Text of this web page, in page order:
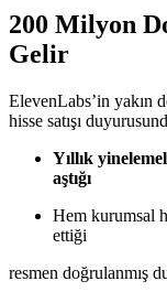
200 Milyon
Gelir
ElevenLabs’in yakın
hisse satışı
Yıllık
aştığı
Hem kurumsal
ettiği
resmen doğrulanmış